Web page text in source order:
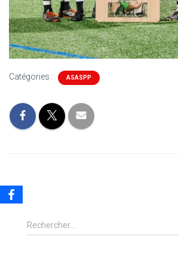
Catégories : ASASPP
R
e
Rechercher…